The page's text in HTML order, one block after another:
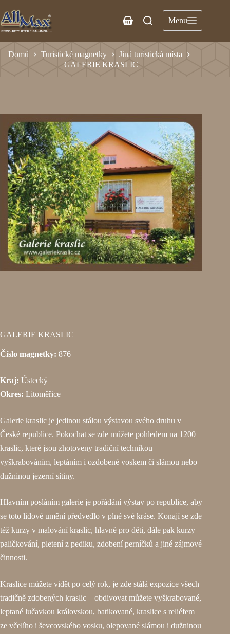
Menu
Domů Turistické magnetky
Jiná turistická místa
GALERIE KRASLIC
GALERIE KRASLIC
Číslo magnetky: 876
Kraj: Ústecký
Okres: Litoměřice
Galerie kraslic je jedinou stálou výstavou svého druhu v
České republice. Pokochat se zde můžete pohledem na 1200
kraslic, které jsou zhotoveny tradiční technikou –
vyškrabováním, leptáním i ozdobené voskem či slámou nebo
dužninou jezerní sítiny.
Hlavním posláním galerie je pořádání výstav po republice, aby
se toto lidové umění předvedlo v plné své kráse. Konají se zde
též kurzy v malování kraslic, hlavně pro děti, dále pak kurzy
paličkování, pletení z pediku, zdobení perníčků a jiné zájmové
činnosti.
Kraslice můžete vidět po celý rok, je zde stálá expozice všech
tradičně zdobených kraslic – obdivovat můžete vyškrabované,
leptané lučavkou královskou, batikované, kraslice s reliéfem
ze včelího i ševcovského vosku, olepované slámou i dužninou